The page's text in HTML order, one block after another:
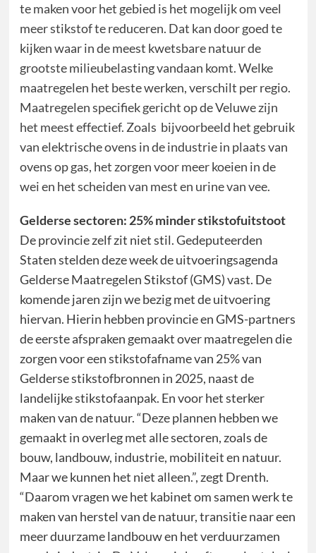
te maken voor het gebied is het mogelijk om veel
meer stikstof te reduceren. Dat kan door goed te
kijken waar in de meest kwetsbare natuur de
grootste milieubelasting vandaan komt. Welke
maatregelen het beste werken, verschilt per regio.
Maatregelen specifiek gericht op de Veluwe zijn
het meest effectief. Zoals bijvoorbeeld het gebruik
van elektrische ovens in de industrie in plaats van
ovens op gas, het zorgen voor meer koeien in de
wei en het scheiden van mest en urine van vee.
Gelderse sectoren: 25% minder stikstofuitstoot
De provincie zelf zit niet stil. Gedeputeerden
Staten stelden deze week de uitvoeringsagenda
Gelderse Maatregelen Stikstof (GMS) vast. De
komende jaren zijn we bezig met de uitvoering
hiervan. Hierin hebben provincie en GMS-partners
de eerste afspraken gemaakt over maatregelen die
zorgen voor een stikstofafname van 25% van
Gelderse stikstofbronnen in 2025, naast de
landelijke stikstofaanpak. En voor het sterker
maken van de natuur. “Deze plannen hebben we
gemaakt in overleg met alle sectoren, zoals de
bouw, landbouw, industrie, mobiliteit en natuur.
Maar we kunnen het niet alleen.”, zegt Drenth.
“Daarom vragen we het kabinet om samen werk te
maken van herstel van de natuur, transitie naar een
meer duurzame landbouw en het verduurzamen